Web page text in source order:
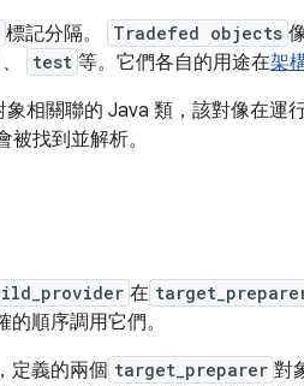
標記分隔。 Tradefed objects
、 test 等。它們各自的用途在架
象相關聯的 Java 類，該對像在運
找到並解析。
在
順序調用它們。
定義的兩個 target_preparer 對